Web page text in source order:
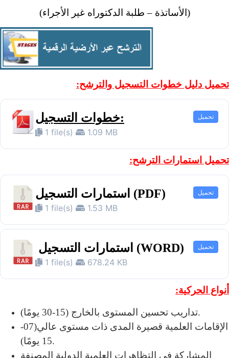
(الأساتذة – طلبة الدكتوراه غير الأجراء)
تحميل دليل خطوات التسجيل والترشح:
خطوات التسجيل:
1 file(s) 1.09 MB
تحميل
تحميل استمارات الترشح:
استمارات التسجيل (PDF)
1 file(s) 1.53 MB
تحميل
استمارات التسجيل (WORD)
1 file(s) 678.24 KB
تحميل
أنواع الحركية:
تداريب تحسين المستوى بالخارج (15-30 يومًا).
الإقامات العلمية قصيرة المدى ذات مستوى عالي(07-
15 يومًا).
المشاركة في التظاهرات العلمية الدولية المصنفة